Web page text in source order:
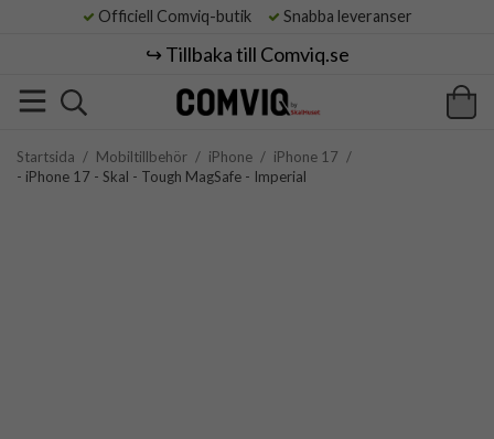
Officiell Comviq-butik Snabba leveranser
↪️ Tillbaka till Comviq.se
Startsida / Mobiltillbehör / iPhone / iPhone 17 /
- iPhone 17 - Skal - Tough MagSafe - Imperial